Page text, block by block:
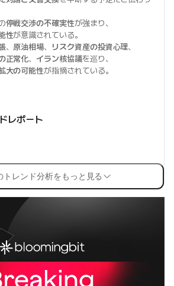
停戦交渉の不確実性が強まり、
性が意識されている。
、 原油相場、 リスク資産の投資心理、
正常化、 イラン核協議を巡り、
大の可能性が指摘されている。
レポート
トレンド分析をもっと見る